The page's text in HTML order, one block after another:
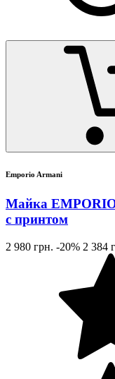
Emporio Armani
Майка
с принтом
2 980 грн. -20% 2 384